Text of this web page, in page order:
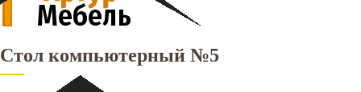
Стол компьютерный №5